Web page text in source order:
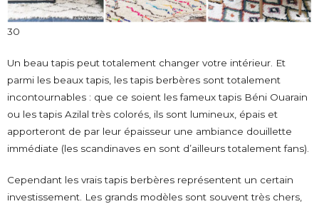
30
Un beau tapis peut totalement changer votre intérieur. Et
parmi les beaux tapis, les tapis berbères sont totalement
incontournables : que ce soient les fameux tapis Béni Ouarain
ou les tapis Azilal très colorés, ils sont lumineux, épais et
apporteront de par leur épaisseur une ambiance douillette
immédiate (les scandinaves en sont d’ailleurs totalement fans).
Cependant les vrais tapis berbères représentent un certain
investissement. Les grands modèles sont souvent très chers,